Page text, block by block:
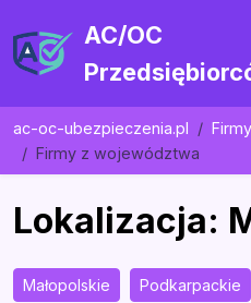
AC/OC
ac-oc-ubezpieczenia.pl
Firmy
Firmy z województwa
Lokalizacja:
Małopolskie Podkarpackie